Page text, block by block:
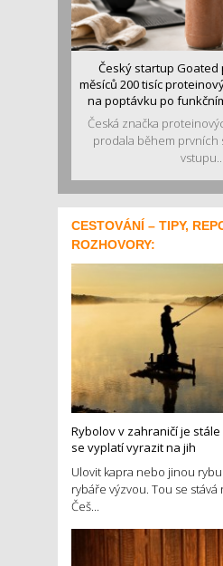
Český startup Goated
měsíců 200 tisíc
na poptávku po
Česká značka
prodala během prvních
vstupu...
CESTOVÁNÍ – TIPY,
ROZHOVORY:
Rybolov v zahraničí je
se vyplatí vyrazit na jih
Ulovit kapra nebo jinou
rybáře výzvou. Tou se stává
Češ...